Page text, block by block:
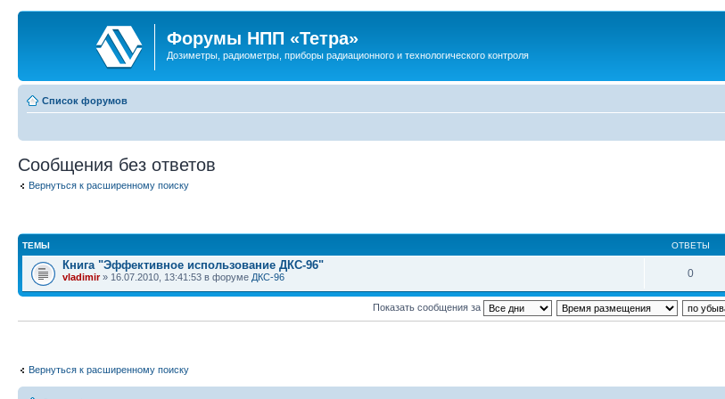
Форумы НПП «Тетра»
Дозиметры, радиометры, приборы радиационного и технологического контроля
Список форумов
Сообщения без ответов
Вернуться к расширенному поиску
ТЕМЫ ОТВЕТЫ
Книга "Эффективное использование ДКС-96"
vladimir» 16.07.2010, 13:41:53 в форуме ДКС-96 0
Показать сообщения за
Вернуться к расширенному поиску